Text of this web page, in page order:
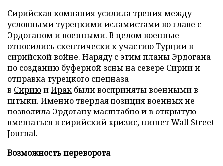
Сирийская компания усилила трения между
условными турецкими исламистами во главе с
Эрдоганом и военными. В целом военные
относились скептически к участию Турции в
сирийской войне. Наряду с этим планы Эрдогана
по созданию буферной зоны на севере Сирии и
отправка турецкого спецназа
в СириюиИрак были восприняты военными в
штыки. Именно твердая позиция военных не
позволила Эрдогану масштабно и в открытую
вмешаться в сирийский кризис, пишет Wall Street
Journal.
Возможность переворота